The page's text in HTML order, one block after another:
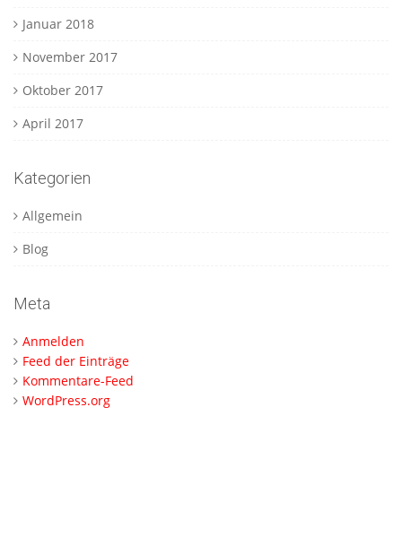
Januar 2018
November 2017
Oktober 2017
April 2017
Kategorien
Allgemein
Blog
Meta
Anmelden
Feed der Einträge
Kommentare-Feed
WordPress.org